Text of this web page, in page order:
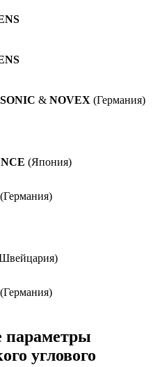
& NOVEX (Германия)
(Япония)
(Германия)
(Германия)
параметры
углового